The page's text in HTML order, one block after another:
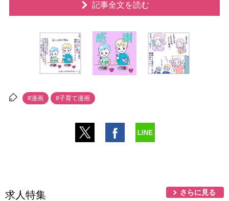
記事全文を読む
#漫画 #子育て漫画
求人特集 さらに見る